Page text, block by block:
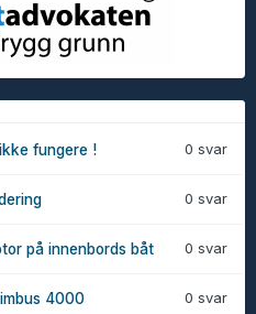
0 svar
fungere !
0 svar
0 svar
på innenbords båt
0 svar
4000